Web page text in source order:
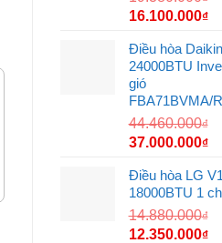
Giá
là:
19.380.000₫.
16.100.000₫Giá
tại
là:
Điều hòa
24000BTU
gió
FBA71BVMA/
44.460.000₫
Giá
là:
44.460.000₫.
37.000.000₫Giá
tại
là:
Điều hòa LG
18000BTU 1
14.880.000₫
Giá
12.350.000₫Giá